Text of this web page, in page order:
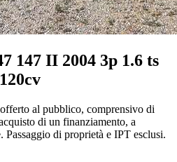
147 II 2004 3p 1.6 ts
al pubblico, comprensivo di
di un finanziamento, a
Passaggio di proprietà e IPT esclusi.